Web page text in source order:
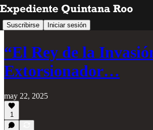
Suscribirse Iniciar sesión
“El Rey de la
Extorsionador…
may 22, 2025
1